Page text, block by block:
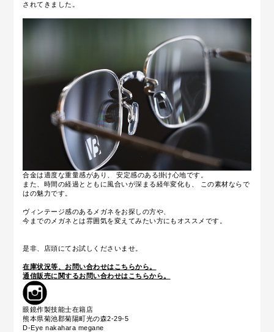
されてきました。
合金は適度な重量感があり、 安定感のある掛け心地です。
また、時間の経過とともに風合いが深まる経年変化も、 この素材ならで
はの魅力です。
ヴィンテージ感のあるメガネをお探しの方や、
今までのメガネとは雰囲気を変えてみたい方にもオススメです。
是非、店頭にてお試しくださいませ。
在庫状況等、お問い合わせはこちらから。
通信販売に関するお問い合わせはこちらから。
眼鏡作製技能士在籍店
熊本県菊池郡菊陽町光の森2-29-5
D-Eye nakahara megane